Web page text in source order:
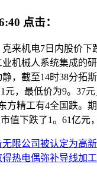
点击：
机电7日内股价下跌
机械人系统集成的
，截至14时38分拓
元，最低价为9。37
方精工有4全国跌。
值下跌了1。61亿
限公司被认定为高
热电偶弥补导线加